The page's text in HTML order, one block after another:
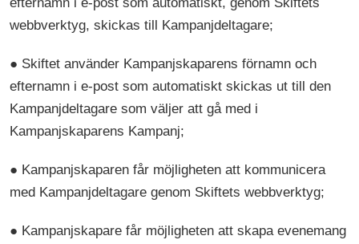
webbverktyg, skickas till Kampanjdeltagare;
● Skiftet använder Kampanjskaparens förnamn och
efternamn i e-post som automatiskt skickas ut till den
Kampanjdeltagare som väljer att gå med i
Kampanjskaparens Kampanj;
● Kampanjskaparen får möjligheten att kommunicera
med Kampanjdeltagare genom Skiftets webbverktyg;
● Kampanjskapare får möjligheten att skapa evenemang